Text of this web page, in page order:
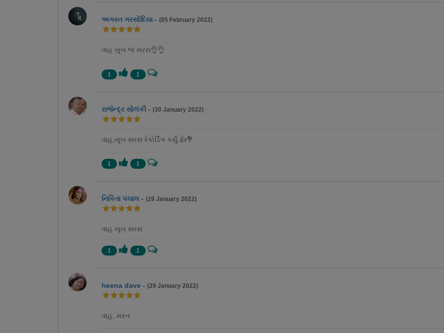
અગસ્ત ગરસોંદિયા-(05 February 2022)
વાહ ખુબ જ સરસ👌👌
1 1
રાજેન્દ્ર સોલંકી -(30 January 2022)
વાહ,ખૂબ સરસ રેકોર્ડિંગ કર્યું.👍💐
1 1
નિકિતા પંચાલ -(29 January 2022)
વાહ ખૂબ સરસ
1 1
heena dave -(29 January 2022)
વાહ..મસ્ત